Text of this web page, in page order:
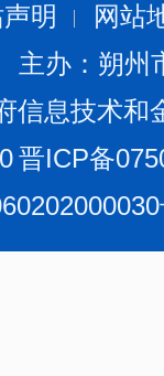
明
网站
主办：朔
信息技术和
晋ICP备